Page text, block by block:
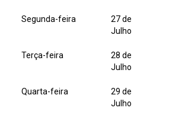
Segunda-feira
27 de
Julho
Terça-feira
28 de
Julho
Quarta-feira
29 de
Julho